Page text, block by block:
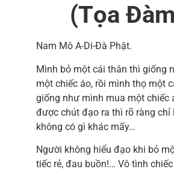
(Tọa
Nam Mô A-Di-Đà Phật.
Mình bỏ một cái thân thì giống
một chiếc áo, rồi mình thọ một
giống như mình mua một chiếc
được chút đạo ra thì rõ ràng chỉ
không có gì khác mấy…
Người không hiểu đạo khi bỏ
tiếc rẻ, đau buồn!… Vô tình